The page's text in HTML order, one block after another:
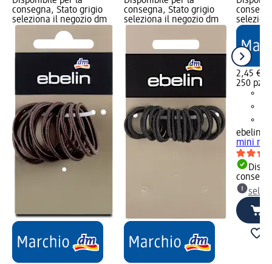
consegna, Stato grigio
seleziona il negozio dm
consegna, Stato grigio
seleziona il negozio dm
2,45 €
250 pz
ebelin
mini